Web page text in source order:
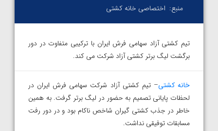
منبع: اختصاصی خانه کشتی
تیم کشتی آزاد سهامی فرش ایران با ترکیبی متفاوت در دور
برگشت لیگ برتر کشتی آزاد شرکت می کند.
خانه کشتی– تیم کشتی آزاد شرکت سهامی فرش ایران در
لحظات پایانی تصمیم به حضور در لیگ برتر گرفت. به همین
خاطر در جذب کشتی گیران شاخص ناکام بود و در دور رفت
مسابقات توفیقی نداشت.